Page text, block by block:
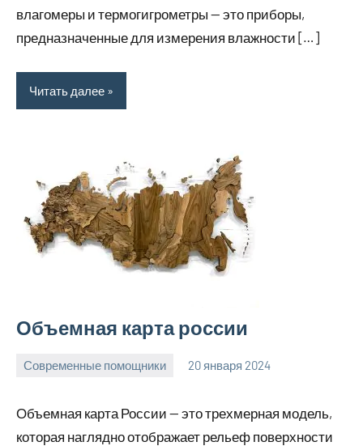
влагомеры и термогигрометры — это приборы,
предназначенные для измерения влажности […]
Читать далее
Объемная карта россии
Современные помощники 20 января 2024
Объемная карта России — это трехмерная модель,
которая наглядно отображает рельеф поверхности